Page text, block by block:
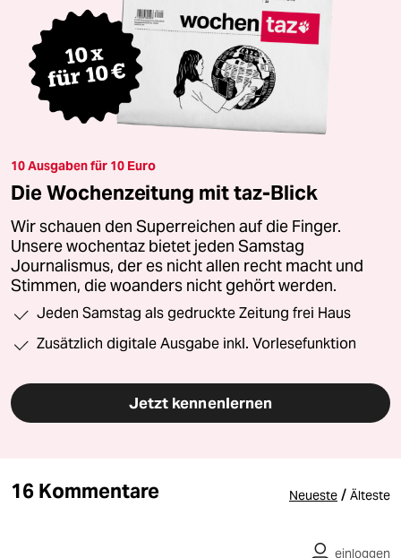
10 Ausgaben für 10 Euro
Die Wochenzeitung mit taz-Blick
Wir schauen den Superreichen auf die Finger.
Unsere wochentaz bietet jeden Samstag
Journalismus, der es nicht allen recht macht und
Stimmen, die woanders nicht gehört werden.
Jeden Samstag als gedruckte Zeitung frei Haus
Zusätzlich digitale Ausgabe inkl. Vorlesefunktion
Jetzt kennenlernen
16 Kommentare Neueste / Älteste
einloggen